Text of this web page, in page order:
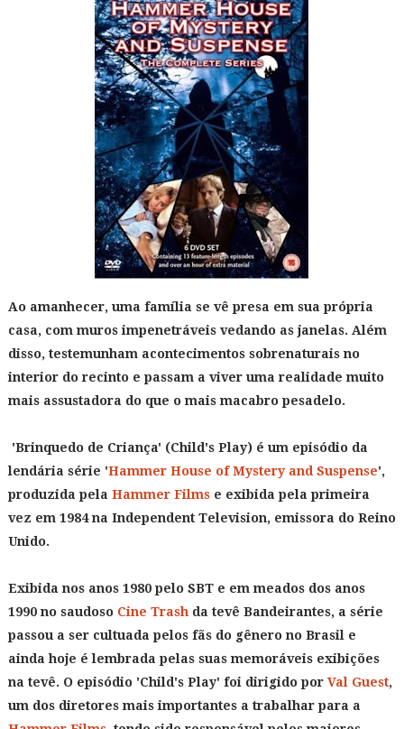
Ao amanhecer, uma família se vê presa em sua própria
casa, com muros impenetráveis vedando as janelas. Além
disso, testemunham acontecimentos sobrenaturais no
interior do recinto e passam a viver uma realidade muito
mais assustadora do que o mais macabro pesadelo.
'Brinquedo de Criança' (Child's Play) é um episódio da
lendária série 'Hammer House of Mystery and Suspense',
produzida pela Hammer Filmse exibida pela primeira
vez em 1984 na Independent Television, emissora do Reino
Unido.
Exibida nos anos 1980 pelo SBT e em meados dos anos
1990 no saudoso Cine Trash da tevê Bandeirantes, a série
passou a ser cultuada pelos fãs do gênero no Brasil e
ainda hoje é lembrada pelas suas memoráveis exibições
na tevê. O episódio 'Child's Play' foi dirigido por Val Guest,
um dos diretores mais importantes a trabalhar para a